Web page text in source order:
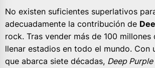
No existen suficientes superlativos
adecuadamente la contribución de
rock. Tras vender más de 100 millones
llenar estadios en todo el mundo. Con
que abarca siete décadas, Deep Purple